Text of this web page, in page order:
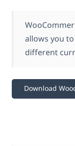
allows you
different
Download